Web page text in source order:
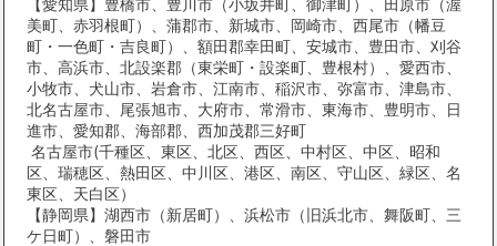
美町、赤羽根町）、蒲郡市、新城市、岡崎市、西尾市（幡豆
町・一色町・吉良町）、額田郡幸田町、安城市、豊田市、刈谷
市、高浜市、北設楽郡（東栄町・設楽町、豊根村）、愛西市、
小牧市、犬山市、岩倉市、江南市、稲沢市、弥富市、津島市、
北名古屋市、尾張旭市、大府市、常滑市、東海市、豊明市、日
進市、愛知郡、海部郡、西加茂郡三好町
名古屋市(千種区、東区、北区、西区、中村区、中区、昭和
区、瑞穂区、熱田区、中川区、港区、南区、守山区、緑区、名
東区、天白区）
【静岡県】湖西市（新居町）、浜松市（旧浜北市、舞阪町、三
ケ日町）、磐田市